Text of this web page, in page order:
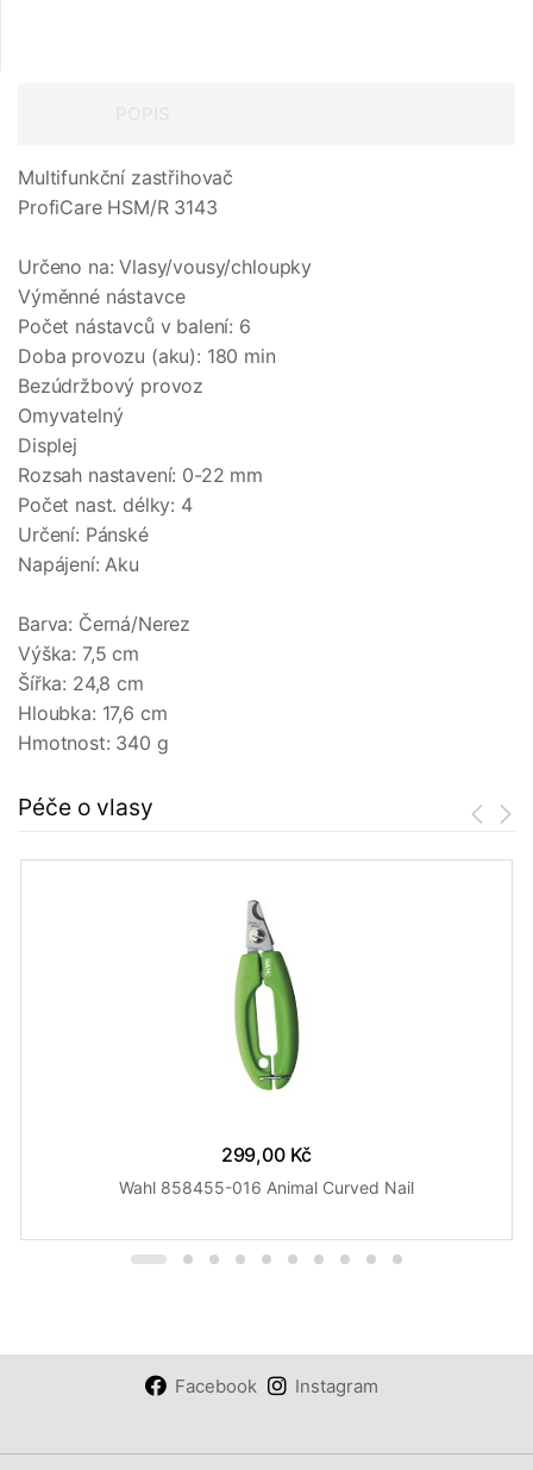
Multifunkční zastřihovač
ProfiCare HSM/R 3143
Určeno na: Vlasy/vousy/chloupky
Výměnné nástavce
Počet nástavců v balení: 6
Doba provozu (aku): 180 min
Bezúdržbový provoz
Omyvatelný
Displej
Rozsah nastavení: 0-22 mm
Počet nast. délky: 4
Určení: Pánské
Napájení: Aku
Barva: Černá/Nerez
Výška: 7,5 cm
Šířka: 24,8 cm
Hloubka: 17,6 cm
Hmotnost: 340 g
Péče o vlasy
299,00 Kč
Wahl 858455-016 Animal Curved Nail
Facebook Instagram